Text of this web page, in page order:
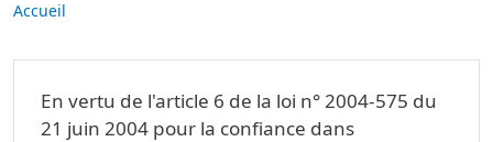
Accueil
En vertu de l'article 6 de la loi n° 2004-575 du
21 juin 2004 pour la confiance dans